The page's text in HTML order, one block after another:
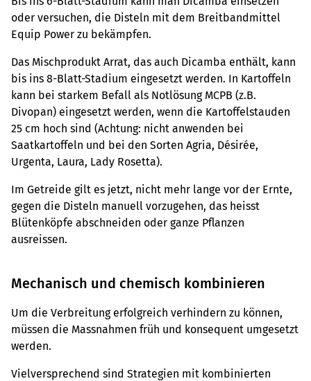
oder versuchen, die Disteln mit dem Breitbandmittel
Equip Power zu bekämpfen.
Das Mischprodukt Arrat, das auch Dicamba enthält, kann
bis ins 8-Blatt-Stadium eingesetzt werden. In Kartoffeln
kann bei starkem Befall als Notlösung MCPB (z.B.
Divopan) eingesetzt werden, wenn die Kartoffelstauden
25 cm hoch sind (Achtung: nicht anwenden bei
Saatkartoffeln und bei den Sorten Agria, Désirée,
Urgenta, Laura, Lady Rosetta).
Im Getreide gilt es jetzt, nicht mehr lange vor der Ernte,
gegen die Disteln manuell vorzugehen, das heisst
Blütenköpfe abschneiden oder ganze Pflanzen
ausreissen.
Mechanisch und chemisch kombinieren
Um die Verbreitung erfolgreich verhindern zu können,
müssen die Massnahmen früh und konsequent umgesetzt
werden.
Vielversprechend sind Strategien mit kombinierten